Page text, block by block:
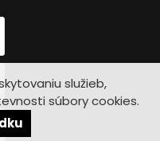
služieb,
súbory cookies.